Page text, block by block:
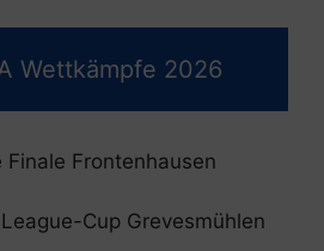
Wettkämpfe 2026
Frontenhausen
Cup Grevesmühlen